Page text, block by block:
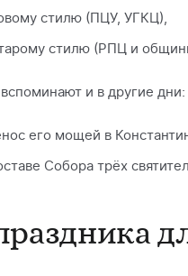
стилю (ПЦУ, УГКЦ),
стилю (РПЦ и
и в другие дни:
его мощей в
Собора трёх